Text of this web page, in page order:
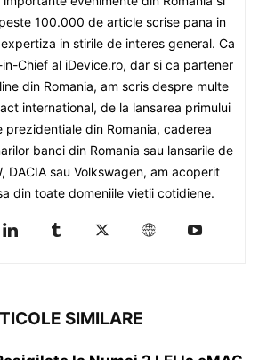
100.000 de article scrise pana in
in stirile de interes general. Ca
Chief al iDevice.ro, dar si ca partener
din Romania, am scris despre multe
international, de la lansarea primului
prezidentiale din Romania, caderea
banci din Romania sau lansarile de
DACIA sau Volkswagen, am acoperit
din toate domeniile vietii cotidiene.
SIMILARE